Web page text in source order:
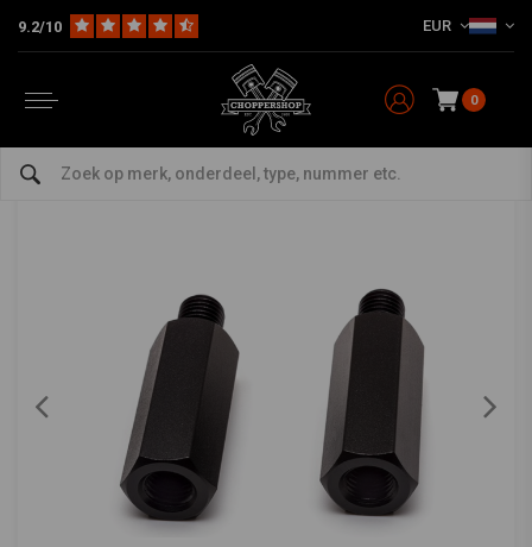
9.2/10 EUR
0
Multi-fit Spiegels
bekijk alles van Max Inc
40mm Spiegel Verhogers M10